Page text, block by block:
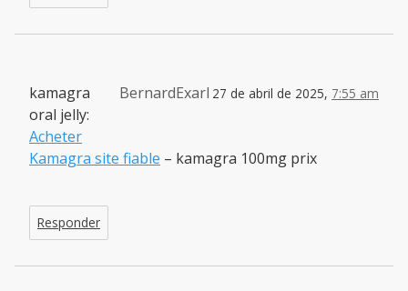
BernardExarl 27 de abril de 2025, 7:55 am
kamagra
oral jelly:
Acheter
Kamagra site fiable – kamagra 100mg prix
Responder